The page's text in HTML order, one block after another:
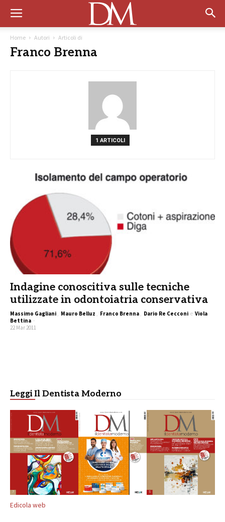
Home Autori Articoli di
Franco Brenna
1 ARTICOLI
Indagine conoscitiva sulle tecniche
utilizzate in odontoiatria conservativa
Massimo Gagliani , Mauro Belluz , Franco Brenna , Dario Re Cecconi e Viola
Bettina -
22 Mar 2011
Leggi Il Dentista Moderno
Edicola web